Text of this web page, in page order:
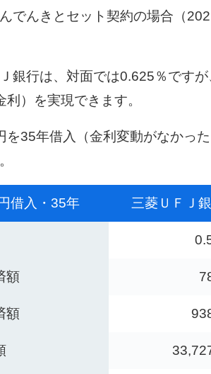
でんきとセット契約の場合（
銀行は、対面では0.625％です
利）を実現できます。
を35年借入（金利変動がなかっ
借入・35年 三菱ＵＦＪ
額
額